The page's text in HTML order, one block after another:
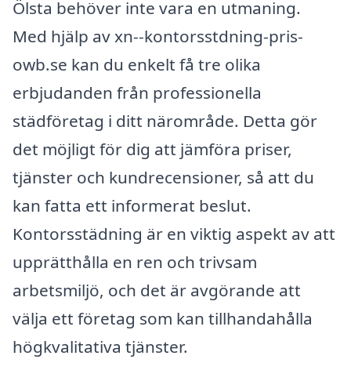
Ölsta behöver inte vara en utmaning.
Med hjälp av xn--kontorsstdning-pris-
owb.se kan du enkelt få tre olika
erbjudanden från professionella
städföretag i ditt närområde. Detta gör
det möjligt för dig att jämföra priser,
tjänster och kundrecensioner, så att du
kan fatta ett informerat beslut.
Kontorsstädning är en viktig aspekt av att
upprätthålla en ren och trivsam
arbetsmiljö, och det är avgörande att
välja ett företag som kan tillhandahålla
högkvalitativa tjänster.